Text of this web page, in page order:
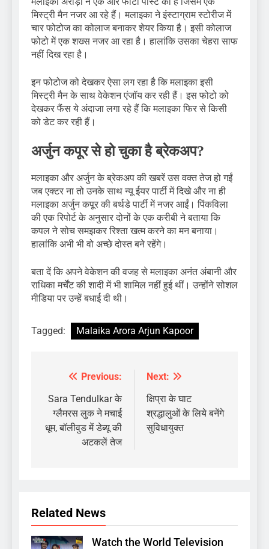
मिस्ट्री मैन नजर आ रहे हैं। मलाइका ने इंस्टाग्राम स्टोरीज में
चार फोटोज का कोलाज बनाकर शेयर किया है। इसी कोलाज
फोटो में एक शख्स नजर आ रहा है। हालांकि उसका चेहरा साफ
नहीं दिख रहा है।
इन फोटोज को देखकर ऐसा लग रहा है कि मलाइका इसी
मिस्ट्री मैन के साथ वेकेशन एंजॉय कर रही हैं। इस फोटो को
देखकर फैंस ये अंदाजा लगा रहे हैं कि मलाइका फिर से किसी
को डेट कर रही हैं।
अर्जुन कपूर से हो चुका है ब्रेकअप?
मलाइका और अर्जुन के ब्रेकअप की खबरें उस वक्त तेज हो गईं
जब एक्टर ना तो उनके साथ न्यू ईयर पार्टी में दिखे और ना ही
मलाइका अर्जुन कपूर की बर्थडे पार्टी में नजर आईं। पिंकविला
की एक रिपोर्ट के अनुसार दोनों के एक करीबी ने बताया कि
कपल ने सोच समझकर रिश्ता खत्म करने का मन बनाया।
हालांकि अभी भी वो अच्छे दोस्त बने रहेंगे।
बता दें कि अपने वेकेशन की वजह से मलाइका अनंत अंबानी और
राधिका मर्चेंट की शादी में भी शामिल नहीं हुई थीं। उन्होंने सोशल
मीडिया पर उन्हें बधाई दी थी।
Tagged: Malaika Arora Arjun Kapoor
Post
navigation
Previous:
Sara Tendulkar के
ग्लैमरस लुक ने मचाई
धूम, बॉलीवुड में डेब्यू की
अटकलें तेज
Next:
क्षिप्रा के घाट
श्रद्धालुओं के लिये बनेंगे
सुविधायुक्त
Related News
Watch the World Television